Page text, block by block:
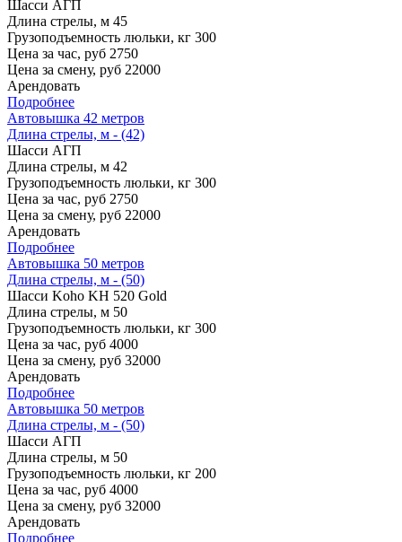
Шасси АГП
Длина стрелы, м 45
Грузоподъемность люльки, кг 300
Цена за час, руб 2750
Цена за смену, руб 22000
Арендовать
Подробнее
Автовышка 42 метров
Длина стрелы, м - (42)
Шасси АГП
Длина стрелы, м 42
Грузоподъемность люльки, кг 300
Цена за час, руб 2750
Цена за смену, руб 22000
Арендовать
Подробнее
Автовышка 50 метров
Длина стрелы, м - (50)
Шасси Koho KH 520 Gold
Длина стрелы, м 50
Грузоподъемность люльки, кг 300
Цена за час, руб 4000
Цена за смену, руб 32000
Арендовать
Подробнее
Автовышка 50 метров
Длина стрелы, м - (50)
Шасси АГП
Длина стрелы, м 50
Грузоподъемность люльки, кг 200
Цена за час, руб 4000
Цена за смену, руб 32000
Арендовать
Подробнее